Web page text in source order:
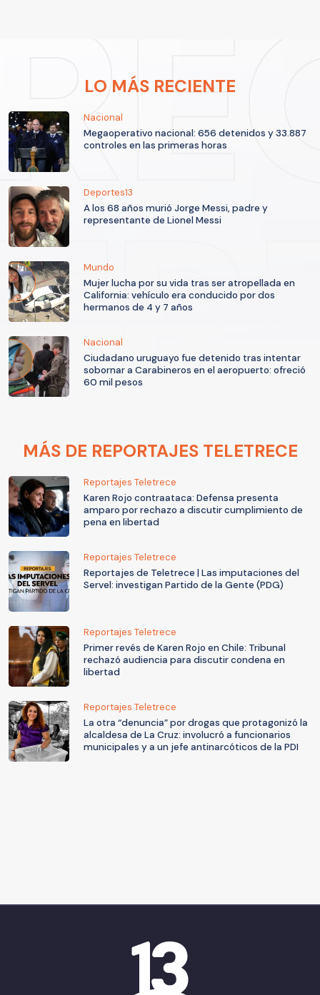
LO MÁS RECIENTE
Nacional
Megaoperativo nacional: 656 detenidos y 33.887
controles en las primeras horas
Deportes13
A los 68 años murió Jorge Messi, padre y
representante de Lionel Messi
Mundo
Mujer lucha por su vida tras ser atropellada en
California: vehículo era conducido por dos
hermanos de 4 y 7 años
Nacional
Ciudadano uruguayo fue detenido tras intentar
sobornar a Carabineros en el aeropuerto: ofreció
60 mil pesos
MÁS DE REPORTAJES TELETRECE
Reportajes Teletrece
Karen Rojo contraataca: Defensa presenta
amparo por rechazo a discutir cumplimiento de
pena en libertad
Reportajes Teletrece
Reportajes de Teletrece | Las imputaciones del
Servel: investigan Partido de la Gente (PDG)
Reportajes Teletrece
Primer revés de Karen Rojo en Chile: Tribunal
rechazó audiencia para discutir condena en
libertad
Reportajes Teletrece
La otra “denuncia” por drogas que protagonizó la
alcaldesa de La Cruz: involucró a funcionarios
municipales y a un jefe antinarcóticos de la PDI